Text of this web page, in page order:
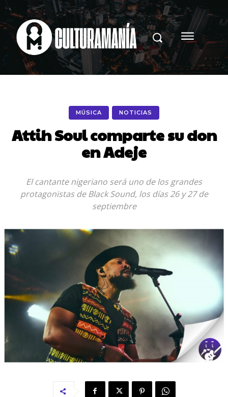
MÚSICA NOTICIAS
Attih Soul comparte su don
en Adeje
El cantante nigeriano será uno de los grandes
protagonistas de Black Sound, los días 26 y 27 de
septiembre